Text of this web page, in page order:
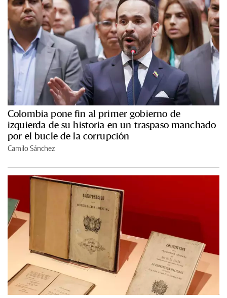
Colombia pone fin al primer gobierno de
izquierda de su historia en un traspaso manchado
por el bucle de la corrupción
Camilo Sánchez